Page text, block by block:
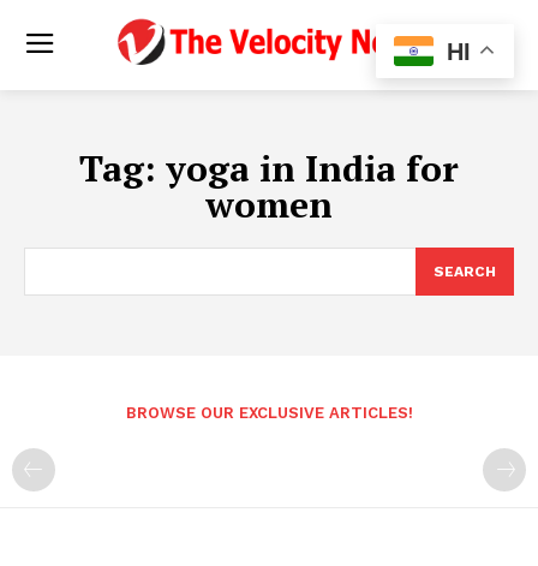
Tag: yoga in India for
women
SEARCH
BROWSE OUR EXCLUSIVE ARTICLES!
HI